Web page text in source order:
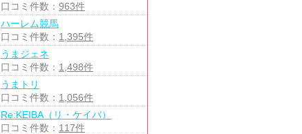
口コミ件数： 963件
ハーレム競馬
口コミ件数： 1,395件
うまジェネ
口コミ件数： 1,498件
うまトリ
口コミ件数： 1,056件
Re:KEIBA（リ・ケイバ）
口コミ件数： 117件